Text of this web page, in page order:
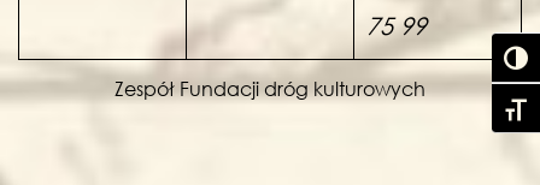
75 99
Zespół Fundacji dróg kulturowych